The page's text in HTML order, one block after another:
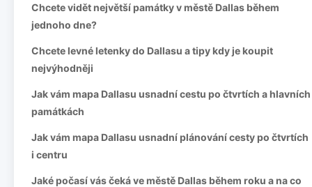
Chcete vidět největší památky v městě Dallas během
jednoho dne?
Chcete levné letenky do Dallasu a tipy kdy je koupit
nejvýhodněji
Jak vám mapa Dallasu usnadní cestu po čtvrtích a hlavních
památkách
Jak vám mapa Dallasu usnadní plánování cesty po čtvrtích
i centru
Jaké počasí vás čeká ve městě Dallas během roku a na co